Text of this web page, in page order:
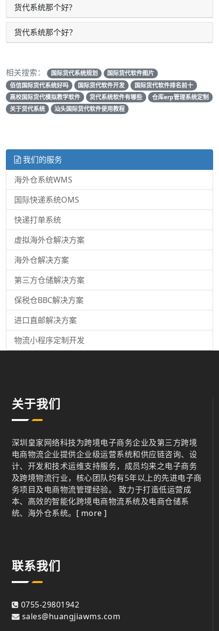
货代系统那个好?
货代系统那个好？
相关搜索： 国际货代系统规划
国际货代软件图片
佰信国际货代系统好吗
国际货代软件开发
国际货代软件排名前十
高校国际货代模拟教学软件
货代系统软件有哪些
仓库erp管理系统定制
关于货代系统
汕头国际货代软件使用教程
我们的服务
海外仓系统WMS
国际快递系统OMS
快递打单系统
虚拟海外仓解决方案
海外仓解决方案
第三方仓储解决方案
保税仓BBC解决方案
进口直邮解决方案
物流小程序定制开发
关于我们
深圳皇家网络科技为跨境电子商务企业及第三方跨境
电商物流企业提供企业级运营系统和供应链咨询、设
计、开发和技术运维支持服务，成员均来之电子商务
及跨境物流行业，核心团队均有5年以上的先进电子商
务项目及电商物流管理经验。 致力于打造低运营成
本、高效的智能化跨境电商物流系统及电商仓储系
统、海外仓系统。 [ more ]
联系我们
0755-29801942
sales@huangjiawms.com